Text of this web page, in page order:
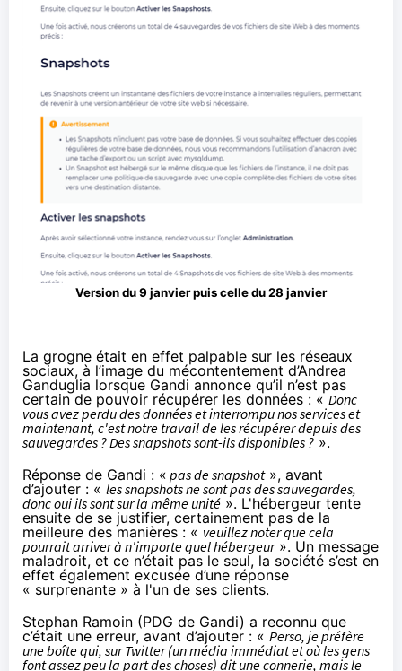
Version du 9 janvier puis celle du 28 janvier
La grogne était en effet palpable sur les réseaux
sociaux, à l’image du mécontentement d’Andrea
Ganduglia lorsque Gandi annonce qu’il n’est pas
certain de pouvoir récupérer les données : « Donc
vous avez perdu des données et interrompu nos services et
maintenant, c'est notre travail de les récupérer depuis des
sauvegardes ? Des snapshots sont-ils disponibles ?».
Réponse de Gandi : « pas de snapshot», avant
d’ajouter : « les snapshots ne sont pas des sauvegardes,
donc oui ils sont sur la même unité ». L'hébergeur tente
ensuite de se justifier, certainement pas de la
meilleure des manières : « veuillez noter que cela
pourrait arriver à n'importe quel hébergeur». Un message
maladroit, et ce n’était pas le seul, la société s’est en
effet également excusée d’une réponse
« surprenante » à l'un de ses clients.
Stephan Ramoin (PDG de Gandi) a reconnu que
c’était une erreur, avant d’ajouter : « Perso, je préfère
une boîte qui, sur Twitter (un média immédiat et où les gens
font assez peu la part des choses) dit une connerie, mais le